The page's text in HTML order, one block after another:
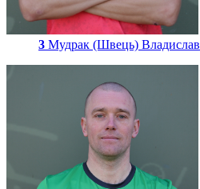
3 Мудрак (Швець) Владислав